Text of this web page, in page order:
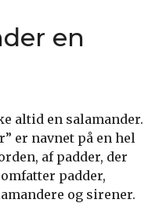
en
altid en salamander.
er navnet på en hel
af padder, der
padder,
og sirener.